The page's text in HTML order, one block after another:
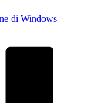
di Windows